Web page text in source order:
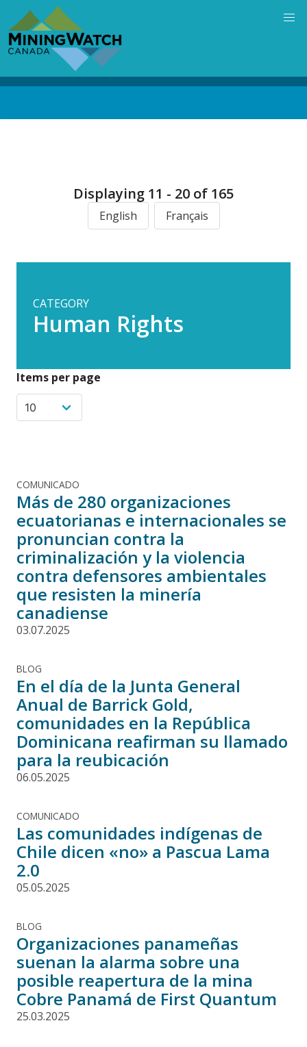
main
content
Displaying 11 - 20 of 165
English Français
CATEGORY
Human Rights
Items per page
COMUNICADO
Más de 280 organizaciones
ecuatorianas e internacionales se
pronuncian contra la
criminalización y la violencia
contra defensores ambientales
que resisten la minería
canadiense
03.07.2025
BLOG
En el día de la Junta General
Anual de Barrick Gold,
comunidades en la República
Dominicana reafirman su llamado
para la reubicación
06.05.2025
COMUNICADO
Las comunidades indígenas de
Chile dicen «no» a Pascua Lama
2.0
05.05.2025
BLOG
Organizaciones panameñas
suenan la alarma sobre una
posible reapertura de la mina
Cobre Panamá de First Quantum
25.03.2025